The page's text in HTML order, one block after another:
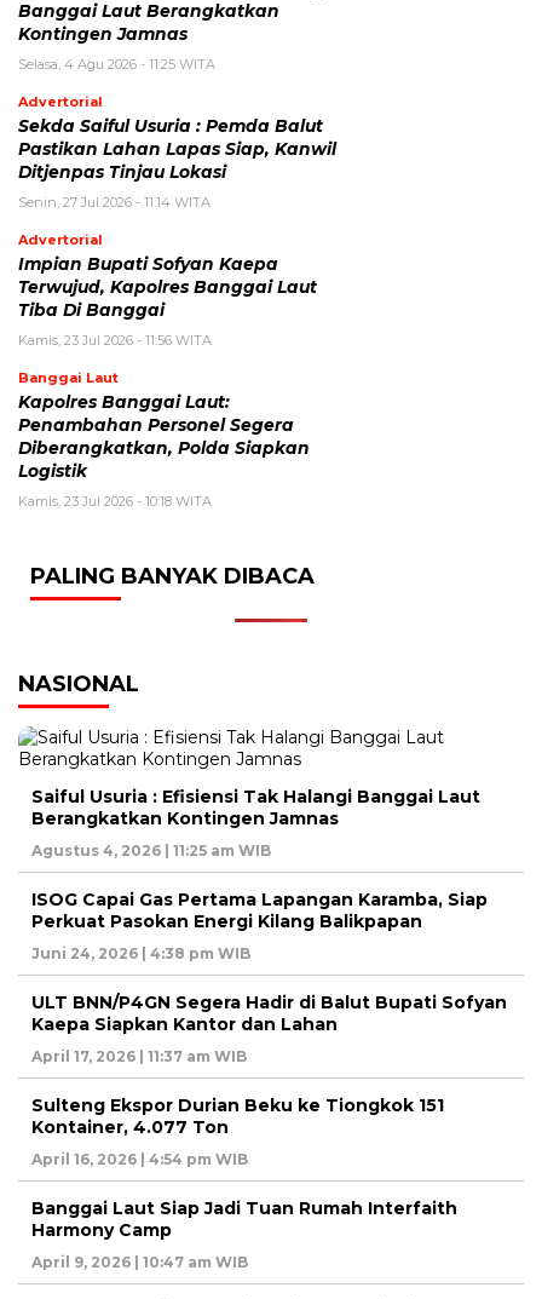
Banggai Laut Berangkatkan
Kontingen Jamnas
Selasa, 4 Agu 2026 - 11:25 WITA
Advertorial
Sekda Saiful Usuria : Pemda Balut
Pastikan Lahan Lapas Siap, Kanwil
Ditjenpas Tinjau Lokasi
Senin, 27 Jul 2026 - 11:14 WITA
Advertorial
Impian Bupati Sofyan Kaepa
Terwujud, Kapolres Banggai Laut
Tiba Di Banggai
Kamis, 23 Jul 2026 - 11:56 WITA
Banggai Laut
Kapolres Banggai Laut:
Penambahan Personel Segera
Diberangkatkan, Polda Siapkan
Logistik
Kamis, 23 Jul 2026 - 10:18 WITA
PALING BANYAK DIBACA
NASIONAL
Saiful Usuria : Efisiensi Tak Halangi Banggai Laut
Berangkatkan Kontingen Jamnas
Agustus 4, 2026 | 11:25 am WIB
ISOG Capai Gas Pertama Lapangan Karamba, Siap
Perkuat Pasokan Energi Kilang Balikpapan
Juni 24, 2026 | 4:38 pm WIB
ULT BNN/P4GN Segera Hadir di Balut Bupati Sofyan
Kaepa Siapkan Kantor dan Lahan
April 17, 2026 | 11:37 am WIB
Sulteng Ekspor Durian Beku ke Tiongkok 151
Kontainer, 4.077 Ton
April 16, 2026 | 4:54 pm WIB
Banggai Laut Siap Jadi Tuan Rumah Interfaith
Harmony Camp
April 9, 2026 | 10:47 am WIB